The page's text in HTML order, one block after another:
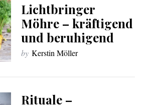
Lichtbringer
Möhre – kräftigend
und beruhigend
by Kerstin Möller
Rituale –